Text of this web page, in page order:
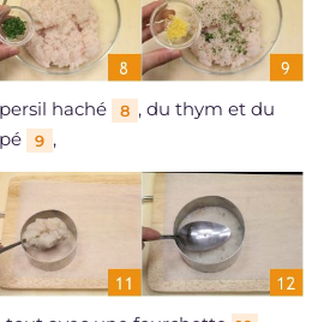
haché 8 , du thym et du
9 ,